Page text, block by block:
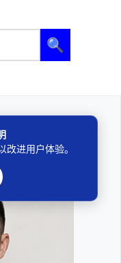
🔍
事————
进用户体验。